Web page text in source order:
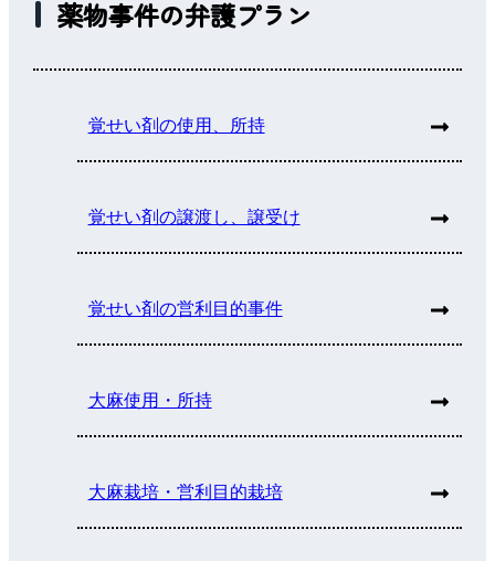
薬物事件の弁護プラン
覚せい剤の使用、所持
覚せい剤の譲渡し、譲受け
覚せい剤の営利目的事件
大麻使用・所持
大麻栽培・営利目的栽培